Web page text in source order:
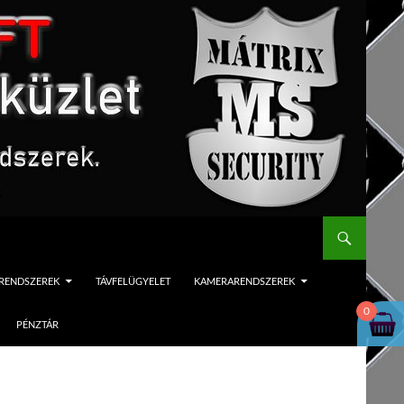
TÁVFELÜGYELET KAMERARENDSZEREK
PÉNZTÁR
0